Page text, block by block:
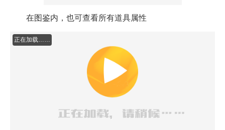
在图鉴内，也可查看所有道具属性